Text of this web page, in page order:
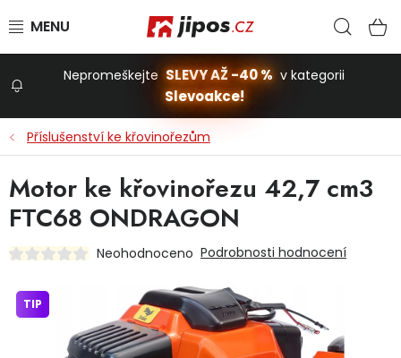
Stavba a dům
Domácnost
Nepromeškejte SLEVY AŽ -40 % v kategorii
Slevoakce!
Příslušenství ke křovinořezům
Motor ke křovinořezu 42,7 cm3
FTC68 ONDRAGON
Neohodnoceno Podrobnosti hodnocení
TIP